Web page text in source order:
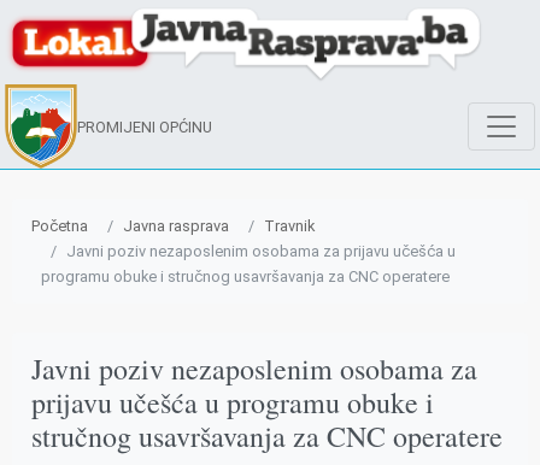
PROMIJENI OPĆINU
Početna Javna rasprava
Travnik
Javni poziv nezaposlenim osobama za prijavu učešća u
programu obuke i stručnog usavršavanja za CNC operatere
Javni poziv nezaposlenim osobama za
prijavu učešća u programu obuke i
stručnog usavršavanja za CNC operatere